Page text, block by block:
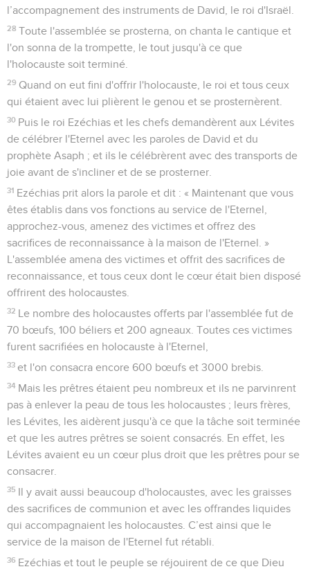
l’accompagnement des instruments de David, le roi d'Israël.
28 Toute l'assemblée se prosterna, on chanta le cantique et
l'on sonna de la trompette, le tout jusqu'à ce que
l'holocauste soit terminé.
29 Quand on eut fini d'offrir l'holocauste, le roi et tous ceux
qui étaient avec lui plièrent le genou et se prosternèrent.
30 Puis le roi Ezéchias et les chefs demandèrent aux Lévites
de célébrer l'Eternel avec les paroles de David et du
prophète Asaph ; et ils le célébrèrent avec des transports de
joie avant de s'incliner et de se prosterner.
31 Ezéchias prit alors la parole et dit : « Maintenant que vous
êtes établis dans vos fonctions au service de l'Eternel,
approchez-vous, amenez des victimes et offrez des
sacrifices de reconnaissance à la maison de l'Eternel. »
L'assemblée amena des victimes et offrit des sacrifices de
reconnaissance, et tous ceux dont le cœur était bien disposé
offrirent des holocaustes.
32 Le nombre des holocaustes offerts par l'assemblée fut de
70 bœufs, 100 béliers et 200 agneaux. Toutes ces victimes
furent sacrifiées en holocauste à l'Eternel,
33 et l'on consacra encore 600 bœufs et 3000 brebis.
34 Mais les prêtres étaient peu nombreux et ils ne parvinrent
pas à enlever la peau de tous les holocaustes ; leurs frères,
les Lévites, les aidèrent jusqu'à ce que la tâche soit terminée
et que les autres prêtres se soient consacrés. En effet, les
Lévites avaient eu un cœur plus droit que les prêtres pour se
consacrer.
35 Il y avait aussi beaucoup d'holocaustes, avec les graisses
des sacrifices de communion et avec les offrandes liquides
qui accompagnaient les holocaustes. C’est ainsi que le
service de la maison de l'Eternel fut rétabli.
36 Ezéchias et tout le peuple se réjouirent de ce que Dieu